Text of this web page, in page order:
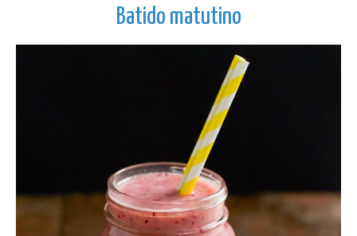
Batido matutino